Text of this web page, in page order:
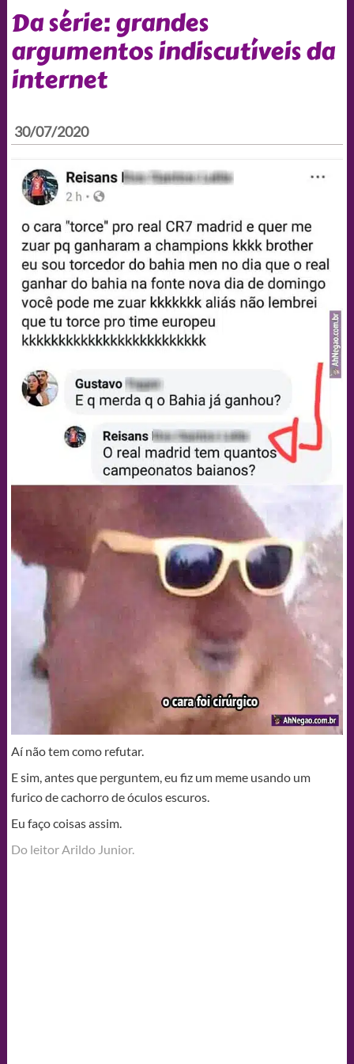
Da série: grandes
argumentos indiscutíveis da
internet
30/07/2020
Aí não tem como refutar.
E sim, antes que perguntem, eu fiz um meme usando um
furico de cachorro de óculos escuros.
Eu faço coisas assim.
Do leitor Arildo Junior.